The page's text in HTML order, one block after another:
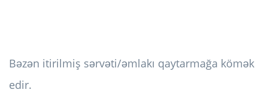
Bəzən itirilmiş sərvəti/əmlakı qaytarmağa kömək
edir.